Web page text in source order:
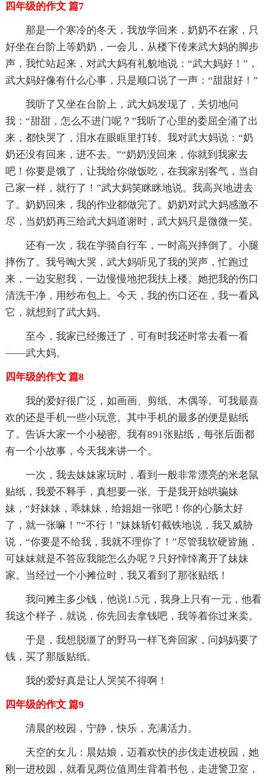
四年级的作文 篇7
那是一个寒冷的冬天，我放学回来，奶奶不在家，只
好坐在台阶上等奶奶，一会儿，从楼下传来武大妈的脚步
声，我忙站起来，对武大妈有礼貌地说：“武大妈好！”，
武大妈好像有什么心事，只是顺口说了一声：“甜甜好！”
我听了又坐在台阶上，武大妈发现了，关切地问
我：“甜甜，怎么不进门呢？”我听了心里的委屈全涌了出
来，都快哭了，泪水在眼眶里打转。我对武大妈说：“奶
奶还没有回来，进不去。”“奶奶没回来，你就到我家去
吧！你要是饿了，让我给你做饭吃，在我家别客气，当自
己家一样，就行了！”武大妈笑眯眯地说。我高兴地进去
了。奶奶回来，我的作业都做完了。奶奶对武大妈感激不
尽，当奶奶再三给武大妈道谢时，武大妈只是微微一笑。
还有一次，我在学骑自行车，一时高兴摔倒了。小腿
摔伤了。我号啕大哭，武大妈听见了我的哭声，忙跑过
来，一边安慰我，一边慢慢地把我扶上楼。她把我的伤口
清洗干净，用纱布包上。今天，我的伤口还在，我一看风
它，就想到了武大妈。
至今，我家已经搬迁了，可有时我还时常去看一看
——武大妈。
四年级的作文 篇8
我的爱好很广泛，如画画、剪纸、木偶等。可我最喜
欢的还是手机一些小玩意。其中手机的最多的便是贴纸
了。告诉大家一个小秘密。我有891张贴纸，每张后面都
有一个小故事，今天我来讲一个。
一次，我去妹妹家玩时，看到一般非常漂亮的米老鼠
贴纸，我爱不释手，真想要一张。于是我开始哄骗妹
妹，“好妹妹，乖妹妹，给姐姐一张吧！你的心肠太好
了，就一张嘛！”“不行！”妹妹斩钉截铁地说，我又威胁
说，“你要是不给我，我就不理你了！”尽管我软硬皆施，
可妹妹就是不答应我能怎么办呢？只好悻悻离开了妹妹
家。当经过一个小摊位时，我又看到了那张贴纸！
我问摊主多少钱，他说1.5元，我身上只有一元，他看
我这个样子，就说，你先回去拿钱吧，我等着你过来卖。
于是，我想脱缰了的野马一样飞奔回家，问妈妈要了
钱，买了那版贴纸。
我的爱好真是让人哭笑不得啊！
四年级的作文 篇9
清晨的校园，宁静，快乐，充满活力。
天空的女儿：晨姑娘，迈着欢快的步伐走进校园，她
刚一进校园，就看见两位值周生背着书包，走进警卫室，